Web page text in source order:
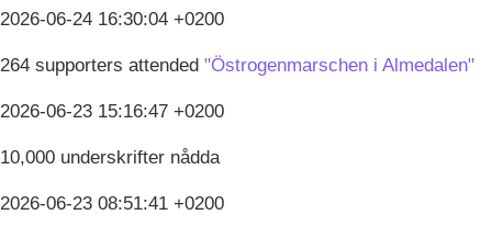
2026-06-24 16:30:04 +0200
264 supporters attended "Östrogenmarschen i Almedalen"
2026-06-23 15:16:47 +0200
10,000 underskrifter nådda
2026-06-23 08:51:41 +0200